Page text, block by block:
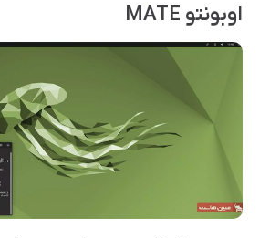
اوبونتو MATE